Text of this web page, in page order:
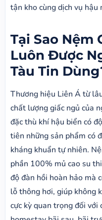
tận kho cùng dịch vụ hậu
Tại Sao Nệm
Luôn Được
Tàu Tin
Thương hiệu Liên Á từ
chất lượng giấc ngủ của
đặc thù khí hậu biển có
tiên những sản phẩm có
kháng khuẩn tự nhiên.
phần 100% mủ cao su
độ đàn hồi hoàn hảo mà
lỗ thông hơi, giúp không
cực kỳ quan trọng đối với